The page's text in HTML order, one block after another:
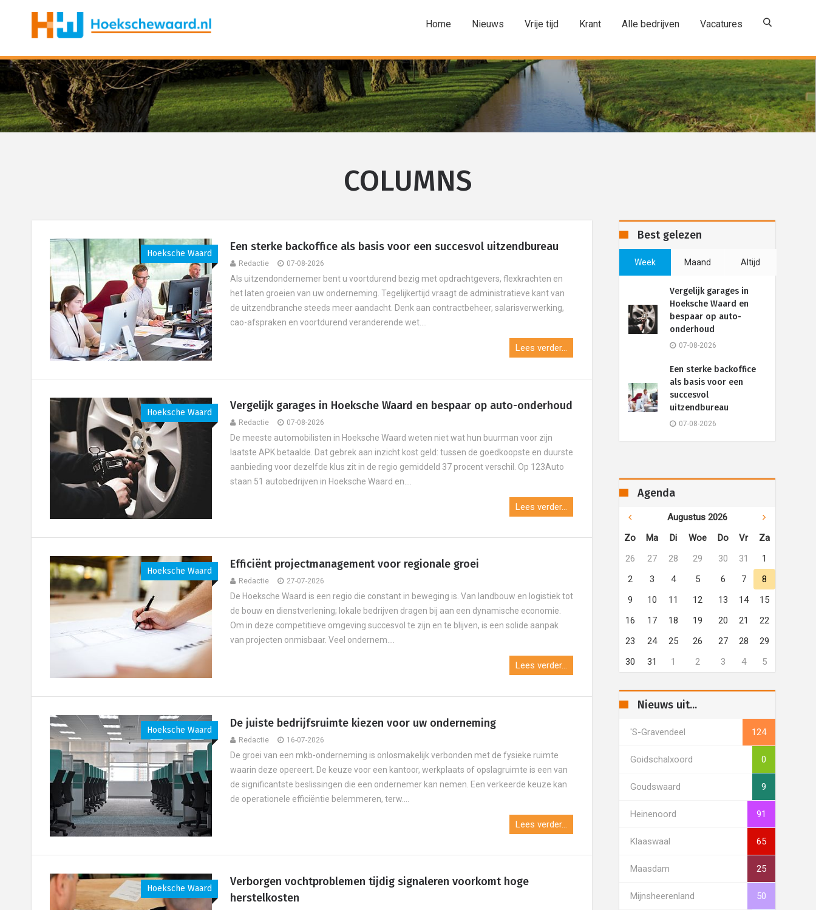
Home Nieuws Vrije tijd Krant Alle bedrijven Vacatures
COLUMNS
Hoeksche Waard
Een sterke backoffice als basis voor een succesvol uitzendbureau
Redactie 07-08-2026
Als uitzendondernemer bent u voortdurend bezig met opdrachtgevers, flexkrachten en
het laten groeien van uw onderneming. Tegelijkertijd vraagt de administratieve kant van
de uitzendbranche steeds meer aandacht. Denk aan contractbeheer, salarisverwerking,
cao-afspraken en voortdurend veranderende wet....
Lees verder...
Hoeksche Waard
Vergelijk garages in Hoeksche Waard en bespaar op auto-onderhoud
Redactie 07-08-2026
De meeste automobilisten in Hoeksche Waard weten niet wat hun buurman voor zijn
laatste APK betaalde. Dat gebrek aan inzicht kost geld: tussen de goedkoopste en duurste
aanbieding voor dezelfde klus zit in de regio gemiddeld 37 procent verschil. Op 123Auto
staan 51 autobedrijven in Hoeksche Waard en....
Lees verder...
Hoeksche Waard
Efficiënt projectmanagement voor regionale groei
Redactie 27-07-2026
De Hoeksche Waard is een regio die constant in beweging is. Van landbouw en logistiek tot
de bouw en dienstverlening; lokale bedrijven dragen bij aan een dynamische economie.
Om in deze competitieve omgeving succesvol te zijn en te blijven, is een solide aanpak
van projecten onmisbaar. Veel ondernem....
Lees verder...
Hoeksche Waard
De juiste bedrijfsruimte kiezen voor uw onderneming
Redactie 16-07-2026
De groei van een mkb-onderneming is onlosmakelijk verbonden met de fysieke ruimte
waarin deze opereert. De keuze voor een kantoor, werkplaats of opslagruimte is een van
de significantste beslissingen die een ondernemer kan nemen. Een verkeerde keuze kan
de operationele efficiëntie belemmeren, terw....
Lees verder...
Hoeksche Waard
Verborgen vochtproblemen tijdig signaleren voorkomt hoge
herstelkosten
Best gelezen
Week Maand Altijd
Vergelijk garages in
Hoeksche Waard en
bespaar op auto-
onderhoud
07-08-2026
Een sterke backoffice
als basis voor een
succesvol
uitzendbureau
07-08-2026
Agenda
Augustus 2026
Zo
Ma Di Woe Do Vr
Za
26
27 28 29 30 31
1
2
3 4 5 6 7
8
9
10 11 12 13 14
15
16
17 18 19 20 21
22
23
24 25 26 27 28
29
30
31 1 2 3 4 5
Nieuws uit...
's-Gravendeel 124
Goidschalxoord 0
Goudswaard 9
Heinenoord 91
Klaaswaal 65
Maasdam 25
Mijnsheerenland 50